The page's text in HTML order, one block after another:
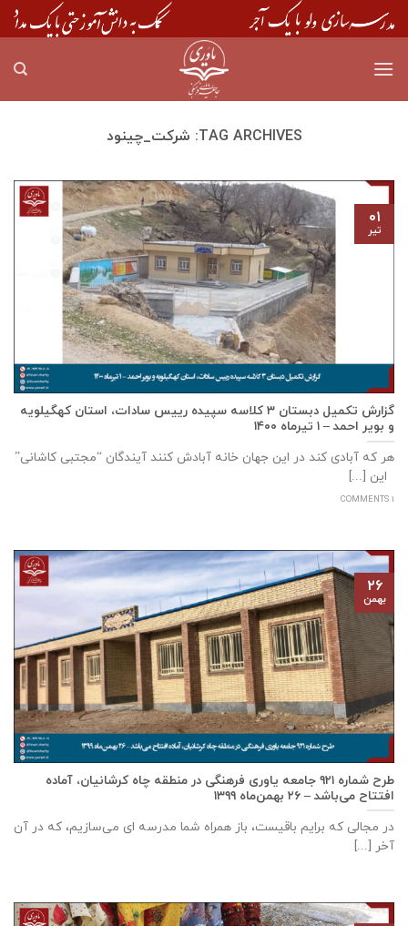
Skip
to
TAG ARCHIVES: شرکت_چینود
گزارش تکمیل دبستان ۳ کلاسه سپيده رييس سادات، استان كهگيلويه
و بوير احمد – ۱ تیرماه ۱۴۰۰
هر که آبادی کند در این جهان خانه آبادش کنند آیندگان “مجتبی کاشانی”
این [...]
1 COMMENTS
۰۱
تیر
طرح شماره ۹۲۱ جامعه ياوری فرهنگی در منطقه چاه کرشانیان، آماده
افتتاح می‌باشد – ۲۶ بهمن‌ماه ۱۳۹۹
در مجالی که برایم باقیست، باز همراه شما مدرسه ای می‌سازیم، که در آن
آخر [...]
۲۶
بهمن